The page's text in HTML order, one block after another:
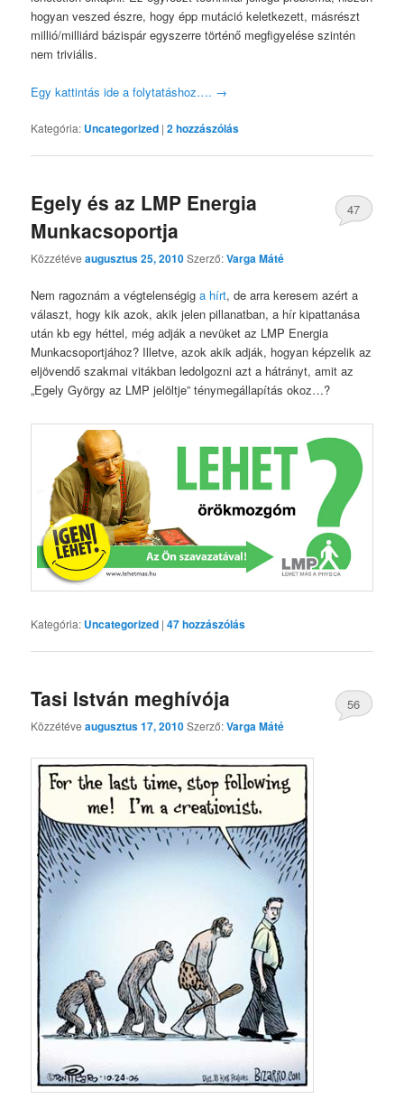
hogyan veszed észre, hogy épp mutáció keletkezett, másrészt
millió/milliárd bázispár egyszerre történő megfigyelése szintén
nem triviális.
Egy kattintás ide a folytatáshoz…. →
Kategória: Uncategorized |2hozzászólás
Egely és az LMP Energia
Munkacsoportja
Közzétéveaugusztus 25, 2010Szerző:Varga Máté
47
Nem ragoznám a végtelenségiga hírt, de arra keresem azért a
választ, hogy kik azok, akik jelen pillanatban, a hír kipattanása
után kb egy héttel, még adják a nevüket az LMP Energia
Munkacsoportjához? Illetve, azok akik adják, hogyan képzelik az
eljövendő szakmai vitákban ledolgozni azt a hátrányt, amit az
„Egely György az LMP jelöltje” ténymegállapítás okoz…?
Kategória: Uncategorized |47hozzászólás
Tasi István meghívója
Közzétéveaugusztus 17, 2010Szerző:Varga Máté
56